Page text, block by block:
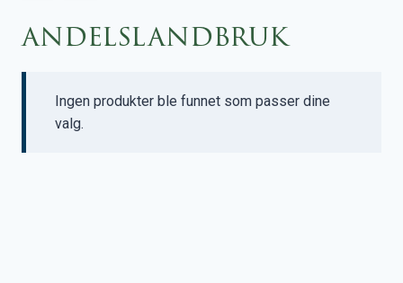
andelslandbruk
Ingen produkter ble funnet som passer dine
valg.